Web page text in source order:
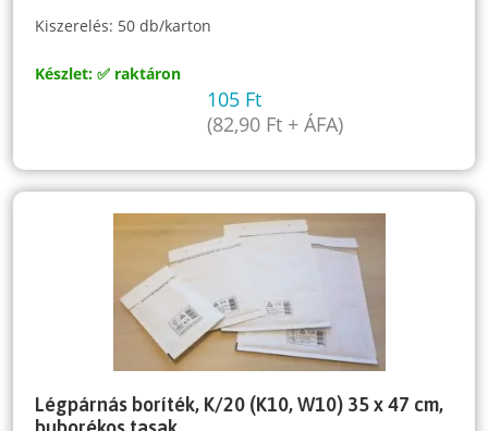
Kiszerelés: 50 db/karton
Készlet: ✅ raktáron
105 Ft
(82,90 Ft+ ÁFA)
Légpárnás boríték, K/20 (K10, W10) 35 x 47 cm,